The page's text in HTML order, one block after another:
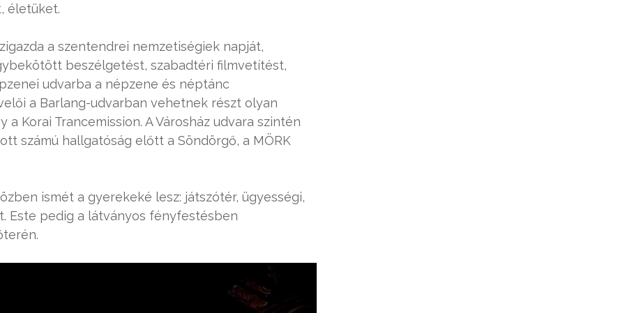
életüket.
a szentendrei nemzetiségiek napját,
beszélgetést, szabadtéri filmvetítést,
udvarba a népzene és néptánc
a Barlang-udvarban vehetnek részt olyan
Korai Trancemission. A Városház udvara szintén
számú hallgatóság előtt a Söndörgő, a MÖRK
ismét a gyerekeké lesz: játszótér, ügyességi,
Este pedig a látványos fényfestésben